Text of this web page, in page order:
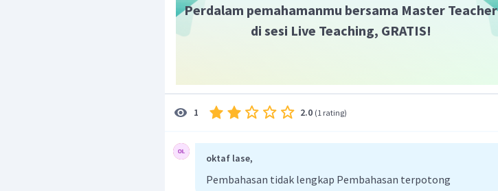
Perdalam pemahamanmu bersama Master Teacher
di sesi Live Teaching, GRATIS!
1 2.0 (1 rating)
oktaf lase,
Pembahasan tidak lengkap Pembahasan terpotong